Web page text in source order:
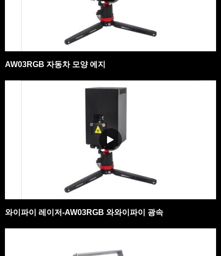
AW03RGB 자동차 모양 에지
와이파이 레이저-AW03RGB 와와이파이 광속